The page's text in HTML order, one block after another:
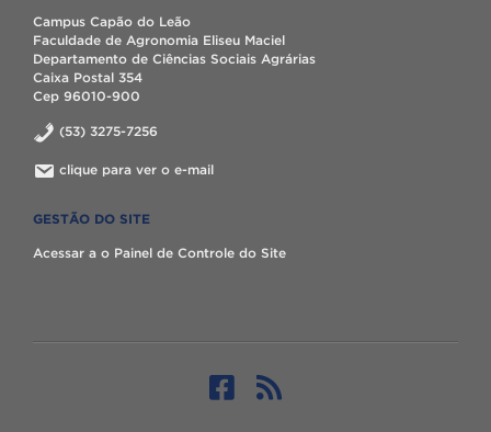
Campus Capão do Leão
Faculdade de Agronomia Eliseu Maciel
Departamento de Ciências Sociais Agrárias
Caixa Postal 354
Cep 96010-900
(53) 3275-7256
clique para ver o e-mail
GESTÃO DO SITE
Acessar a o Painel de Controle do Site